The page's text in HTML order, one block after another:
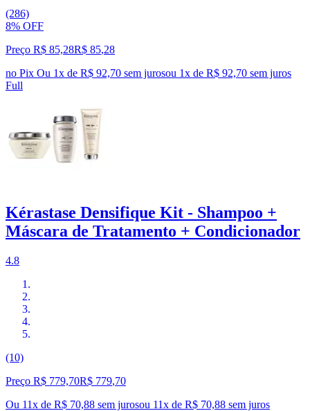
(286)
8% OFF
Preço R$ 85,28R$ 85,28
no Pix Ou 1x de R$ 92,70 sem jurosou 1x de R$ 92,70 sem juros
Full
Kérastase Densifique Kit - Shampoo +
Máscara de Tratamento + Condicionador
4.8
(10)
Preço R$ 779,70R$ 779,70
Ou 11x de R$ 70,88 sem jurosou 11x de R$ 70,88 sem juros